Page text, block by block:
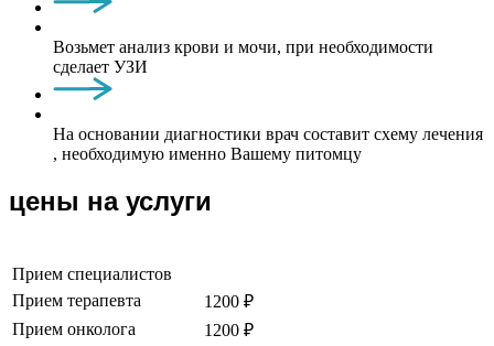
Возьмет анализ крови и мочи, при необходимости
сделает УЗИ
На основании диагностики врач составит схему лечения
, необходимую именно Вашему питомцу
цены на услуги
Прием специалистов
Прием терапевта
1200 ₽
Прием онколога
1200 ₽